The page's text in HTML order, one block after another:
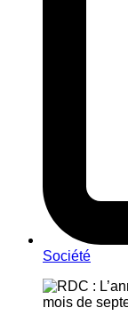
Société